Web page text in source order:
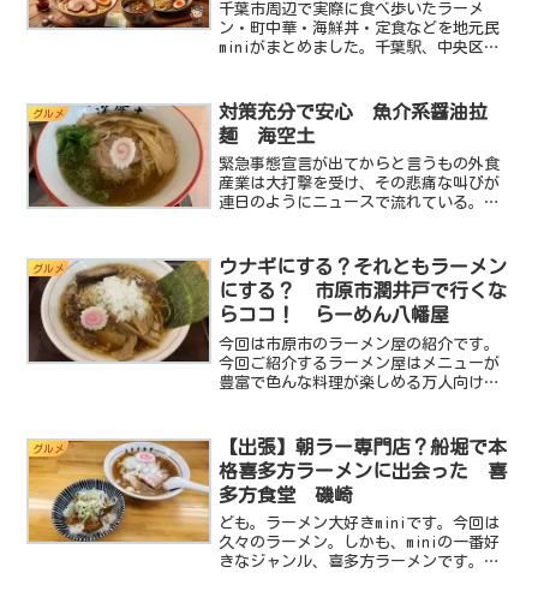
千葉市周辺で実際に食べ歩いたラーメ
ン・町中華・海鮮丼・定食などを地元民
miniがまとめました。千葉駅、中央区、
グルメ
対策充分で安心 魚介系醤油拉
麺 海空土
緊急事態宣言が出てからと言うもの外食
産業は大打撃を受け、その悲痛な叫びが
連日のようにニュースで流れている。わ
グをやっていて、美味しいラーメン屋を
探すことに生き甲斐を見出...
グルメ
ウナギにする？それともラーメン
にする？ 市原市潤井戸で行くな
らココ！ らーめん八幡屋
今回は市原市のラーメン屋の紹介です。
今回ご紹介するラーメン屋はメニューが
豊富で色んな料理が楽しめる万人向けの
人ぞ知るウナギの名店らしく幻のウナギ
を提供する地元の人気店な...
グルメ
【出張】朝ラー専門店？船堀で本
格喜多方ラーメンに出会った 喜
多方食堂 磯崎
ども。ラーメン大好きminiです。今回は
久々のラーメン。しかも、miniの一番好
きなジャンル、喜多方ラーメンです。昔